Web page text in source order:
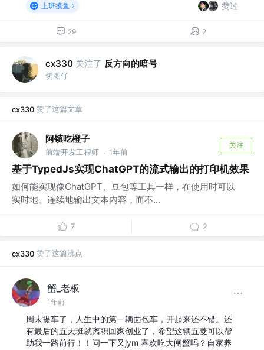
上班摸鱼 赞过
29 2
cx330 关注了 反方向的暗号
切图仔
cx330 赞了这篇文章
阿镇吃橙子
前端开发工程师 · 1年前
关注
基于TypedJs实现ChatGPT的流式输出的打印机效果
如何能实现像ChatGPT、豆包等工具一样，在使用时可以
实时地、连续地输出文本内容，而不...
7 2
cx330 赞了这篇沸点
蟹_老板
1年前
周末提车了，人生中的第一辆面包车，开起来还不错。还
有最后的五天班就离职回家创业了，希望这辆五菱可以帮
助我一路前行！！问一下又jym 喜欢吃大闸蟹吗？自家养